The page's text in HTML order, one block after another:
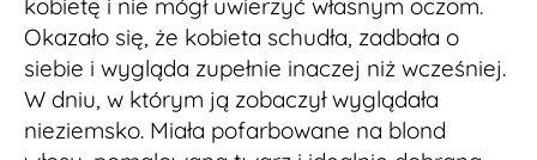
kobietę i nie mógł uwierzyć własnym oczom.
Okazało się, że kobieta schudła, zadbała o
siebie i wygląda zupełnie inaczej niż wcześniej.
W dniu, w którym ją zobaczył wyglądała
nieziemsko. Miała pofarbowane na blond